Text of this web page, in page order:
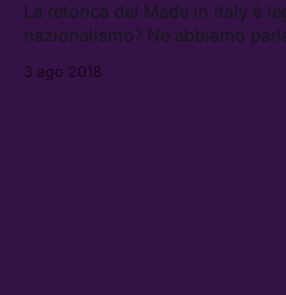
La retorica del Made in Italy è
nazionalismo? Ne abbiamo
3 ago 2018